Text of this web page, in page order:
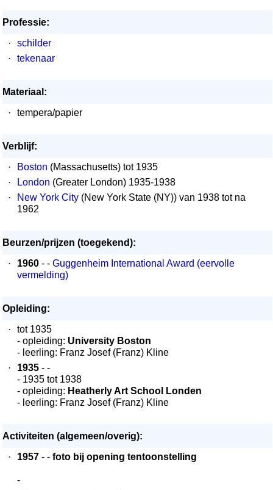
Professie:
·
schilder
·
tekenaar
Materiaal:
·
tempera/papier
Verblijf:
·
Boston (Massachusetts) tot 1935
·
London (Greater London) 1935-1938
·
New York City (New York State (NY)) van 1938 tot na
1962
Beurzen/prijzen (toegekend):
·
1960 - - Guggenheim International Award (eervolle
vermelding)
Opleiding:
·
tot 1935
- opleiding: University Boston
- leerling: Franz Josef (Franz) Kline
·
1935 - -
- 1935 tot 1938
- opleiding: Heatherly Art School Londen
- leerling: Franz Josef (Franz) Kline
Activiteiten (algemeen/overig):
·
1957 - - foto bij opening tentoonstelling
-